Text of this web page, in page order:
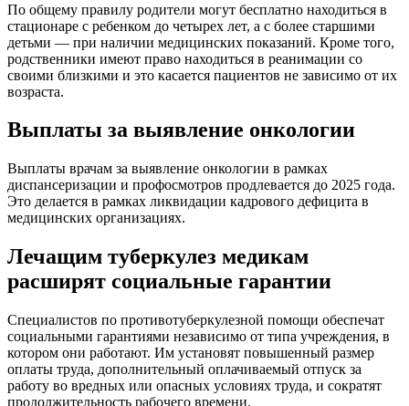
По общему правилу родители могут бесплатно находиться в
стационаре с ребенком до четырех лет, а с более старшими
детьми — при наличии медицинских показаний. Кроме того,
родственники имеют право находиться в реанимации со
своими близкими и это касается пациентов не зависимо от их
возраста.
Выплаты за выявление онкологии
Выплаты врачам за выявление онкологии в рамках
диспансеризации и профосмотров продлевается до 2025 года.
Это делается в рамках ликвидации кадрового дефицита в
медицинских организациях.
Лечащим туберкулез медикам
расширят социальные гарантии
Специалистов по противотуберкулезной помощи обеспечат
социальными гарантиями независимо от типа учреждения, в
котором они работают. Им установят повышенный размер
оплаты труда, дополнительный оплачиваемый отпуск за
работу во вредных или опасных условиях труда, и сократят
продолжительность рабочего времени.